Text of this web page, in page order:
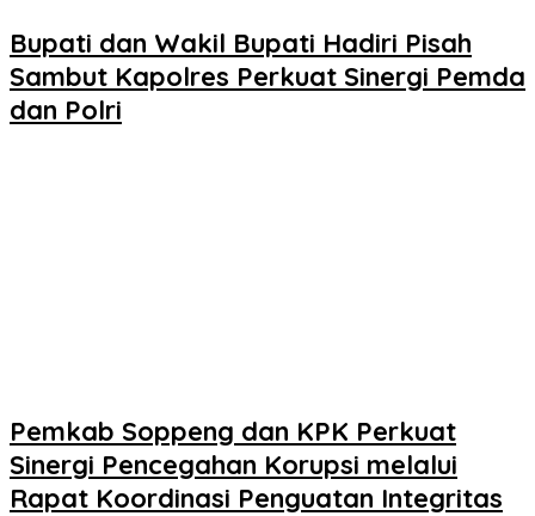
Bupati dan Wakil Bupati Hadiri Pisah
Sambut Kapolres Perkuat Sinergi Pemda
dan Polri
Pemkab Soppeng dan KPK Perkuat
Sinergi Pencegahan Korupsi melalui
Rapat Koordinasi Penguatan Integritas